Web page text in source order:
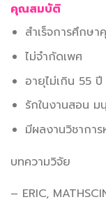
คุณสมบัติ
สำเร็จการศึกษ
ไม่จำกัดเพศ
อายุไม่เกิน 55 ปี
รักในงานสอน
มีผลงานวิชากา
บทความวิจัย
– ERIC,